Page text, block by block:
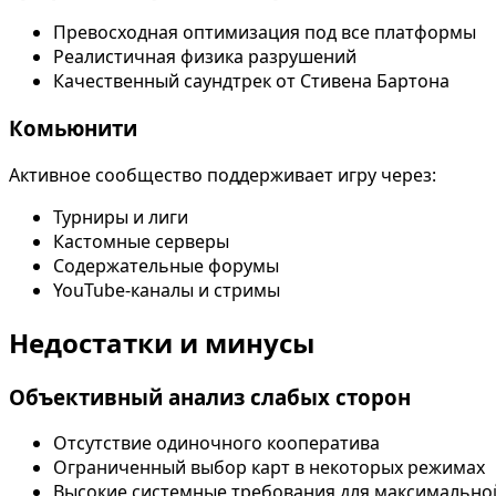
Превосходная оптимизация под все платформы
Реалистичная физика разрушений
Качественный саундтрек от Стивена Бартона
Комьюнити
Активное сообщество поддерживает игру через:
Турниры и лиги
Кастомные серверы
Содержательные форумы
YouTube-каналы и стримы
Недостатки и минусы
Объективный анализ слабых сторон
Отсутствие одиночного кооператива
Ограниченный выбор карт в некоторых режимах